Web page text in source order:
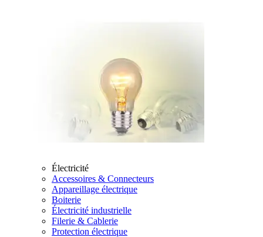
Électricité
Accessoires & Connecteurs
Appareillage électrique
Boiterie
Électricité industrielle
Filerie & Cablerie
Protection électrique